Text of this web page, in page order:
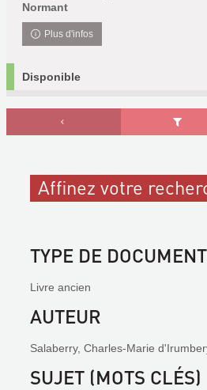
Normant
Plus d'infos
Disponible
Affinez votre
TYPE DE DOCUMENT
Livre ancien
AUTEUR
Salaberry, Charles-Marie
SUJET (MOTS CLÉS)